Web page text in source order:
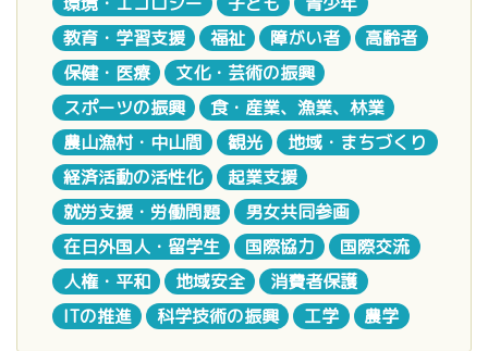
スト記入例」を確認してください。
3 提出書類（必須）
①「提出書類チェックシート」
②「助成金申請書（Excelシートの書式変更禁
止）」
③「車両リスト」「物品購入リスト」（記入した場
合）
④ 費用の根拠となるもの 【車両購入】見積書、カ
タログ（該当ページのみ）
【物品購入】見積書、カタログ（該当ページの
み）、見取り図（使用・設置場所を記載）
い
※ 郵送やメール添付での応募は受付対象外となり
ます。必ず応募フォームからご応募ください
基金に関するお問い合せ
応募に関してのお問い合せは、以下のお問い合せフ
ォームからお問い合せください。
お問い合せフォーム
※ お問合せは、6月29日（月）12時まで受け付け
します
※ 1事業者1回限り（条件により再申請可)
4. 申請・公募期間
 令和8年2月10日(火)～8月12日(水)の間に10回の
公募が予定されています。
 詳細と最新情報は事務局ホームページをご確認く
ださい。
5. 申請方法・提出先
 提出先：最寄りの支援機関（商工会議所、商工
会、島根県商工会連合会、島根県中小企業団体中央
会、公益財団法人しまね産業振興財団）
提出方法：電子メール、郵送、持参いずれか可
基盤強化を支援することを目的としています。
2.
対象者（申請資格）
県内に主たる事業所を有する製造業の中小企
業者等
（中小企業者、事業協同組合、企業組合、協業
組合、商工組合又は特定非営利活動法人
企業及びみなし大企業は除く。）
暴力団排除に関する誓約事項に該当しない者
島根県税に未納の徴収金がない者
同一事業で国・県の他の補助金交付を受けて
いない者
令和８年２月以降、当補助金の交付決定を受
教育・学習支援
福祉 障がい者
高齢者
保健・医療
文化・芸術の振興
スポーツの振興
食・産業、漁業、林業
農山漁村・中山間
観光
地域・まちづくり
経済活動の活性化
起業支援
就労支援・労働問題
男女共同参画
在日外国人・留学生
国際協力
国際交流
人権・平和
地域安全
消費者保護
ITの推進
科学技術の振興 工学 農学